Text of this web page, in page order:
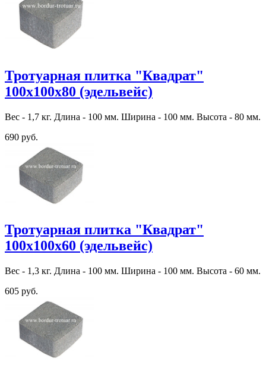
Тротуарная плитка "Квадрат"
100х100х80 (эдельвейс)
Вес - 1,7 кг. Длина - 100 мм. Ширина - 100 мм. Высота - 80 мм.
690 руб.
Тротуарная плитка "Квадрат"
100х100х60 (эдельвейс)
Вес - 1,3 кг. Длина - 100 мм. Ширина - 100 мм. Высота - 60 мм.
605 руб.